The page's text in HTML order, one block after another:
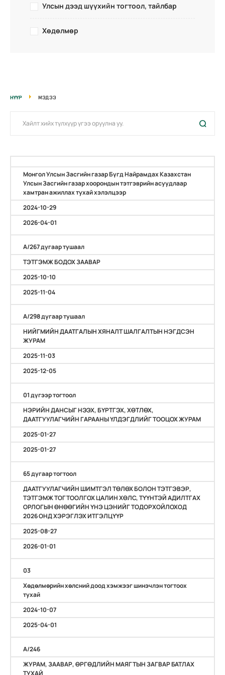
Улсын дээд шүүхийн тогтоол, тайлбар
Хөдөлмөр
НҮҮР МЭДЭЭ
Монгол Улсын Засгийн газар Бүгд Найрамдах Казахстан
Улсын Засгийн газар хоорондын тэтгэврийн асуудлаар
хамтран ажиллах тухай хэлэлцээр
2024-10-29
2026-04-01
А/267 дугаар тушаал
ТЭТГЭМЖ БОДОХ ЗААВАР
2025-10-10
2025-11-04
А/298 дугаар тушаал
НИЙГМИЙН ДААТГАЛЫН ХЯНАЛТ ШАЛГАЛТЫН НЭГДСЭН
ЖУРАМ
2025-11-03
2025-12-05
01 дүгээр тогтоол
НЭРИЙН ДАНСЫГ НЭЭХ, БҮРТГЭХ, ХӨТЛӨХ,
ДААТГУУЛАГЧИЙН ГАРААНЫ ҮЛДЭГДЛИЙГ ТООЦОХ ЖУРАМ
2025-01-27
2025-01-27
65 дугаар тогтоол
ДААТГУУЛАГЧИЙН ШИМТГЭЛ ТӨЛӨХ БОЛОН ТЭТГЭВЭР,
ТЭТГЭМЖ ТОГТООЛГОХ ЦАЛИН ХӨЛС, ТҮҮНТЭЙ АДИЛТГАХ
ОРЛОГЫН ӨНӨӨГИЙН ҮНЭ ЦЭНИЙГ ТОДОРХОЙЛОХОД
2026 ОНД ХЭРЭГЛЭХ ИТГЭЛЦҮҮР
2025-08-27
2026-01-01
03
Хөдөлмөрийн хөлсний доод хэмжээг шинэчлэн тогтоох
тухай
2024-10-07
2025-04-01
A/246
ЖУРАМ, ЗААВАР, ӨРГӨДЛИЙН МАЯГТЫН ЗАГВАР БАТЛАХ
ТУХАЙ